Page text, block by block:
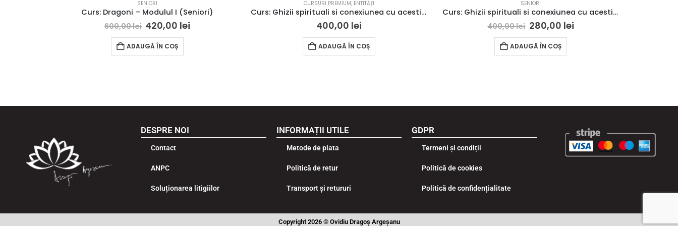
SENIORI
Curs: Dragoni – Modulul I (Seniori)
600,00lei 420,00 lei
ADAUGĂ ÎN COȘ
CURSURI PREMIUM, ENTITĂȚI
Curs: Ghizii spirituali si conexiunea cu acestia in evolutia spirituala
400,00 lei
ADAUGĂ ÎN COȘ
SENIORI
Curs: Ghizii spirituali si conexiunea cu acestia in evolutia spirituala (Seniori)
400,00lei 280,00 lei
ADAUGĂ ÎN COȘ
DESPRE NOI
Contact
ANPC
Soluționarea litigiilor
INFORMAȚII UTILE
Metode de plata
Politică de retur
Transport și retururi
GDPR
Termeni și condiții
Politică de cookies
Politică de confidențialitate
Copyright 2026 © Ovidiu Dragoș Argeșanu